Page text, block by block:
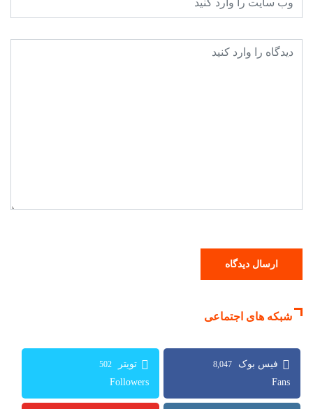
شبکه های اجتماعی
8,047
Fans
502
Followers